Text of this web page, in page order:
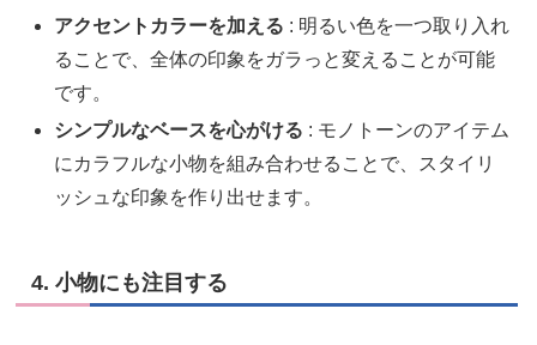
アクセントカラーを加える : 明るい色を一つ取り入れ
ることで、全体の印象をガラっと変えることが可能
です。
シンプルなベースを心がける : モノトーンのアイテム
にカラフルな小物を組み合わせることで、スタイリ
ッシュな印象を作り出せます。
4. 小物にも注目する